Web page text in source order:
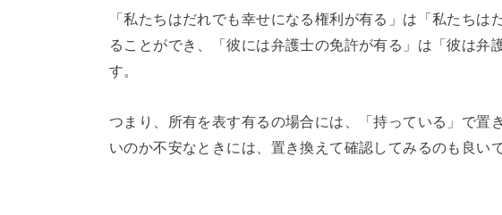
「私たちはだれでも幸せになる権利が有る」は「私たち
ることができ、「彼には弁護士の免許が有る」は「彼は弁
す。
つまり、所有を表す有るの場合には、「持っている」で置
いのか不安なときには、置き換えて確認してみるのも良い